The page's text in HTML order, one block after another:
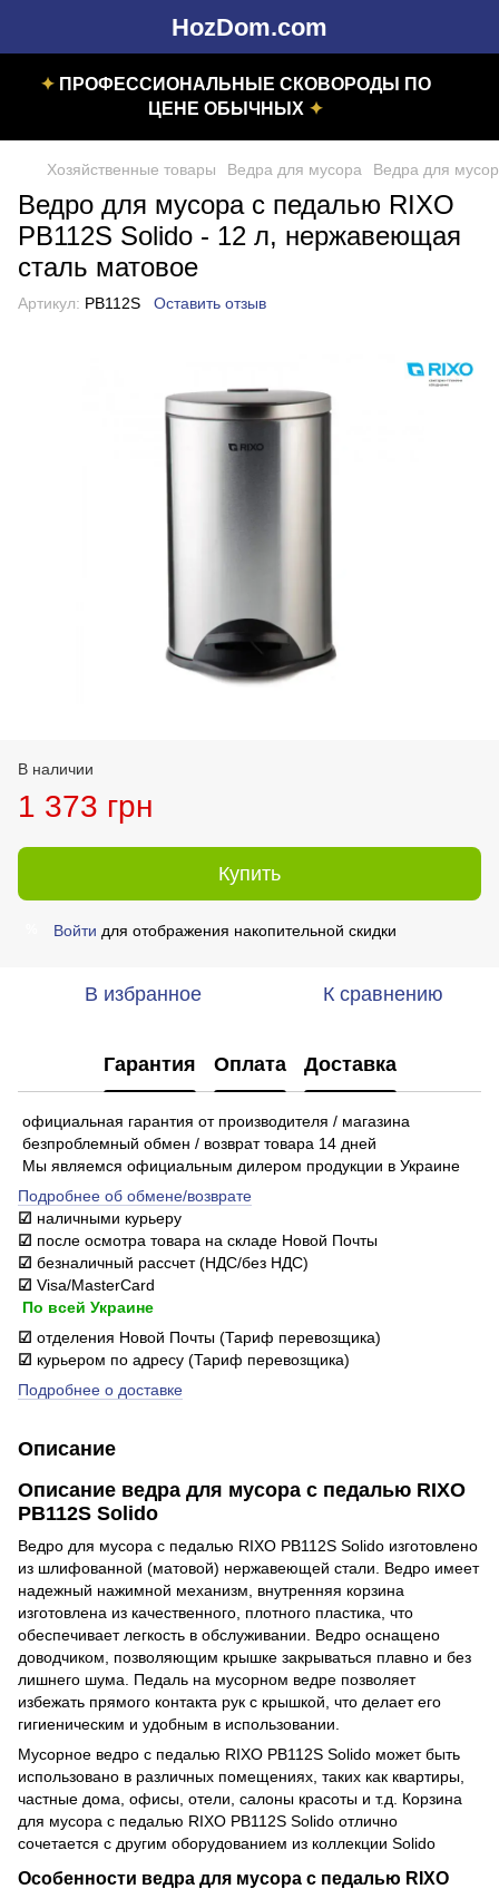
HozDom.com
✦ ПРОФЕССИОНАЛЬНЫЕ СКОВОРОДЫ ПО
ЦЕНЕ ОБЫЧНЫХ ✦
Хозяйственные товары Ведра для мусора Ведра для
Ведро для мусора с педалью RIXO
PB112S Solido - 12 л, нержавеющая
сталь матовое
Артикул: PB112S Оставить отзыв
В наличии
1 373 грн
Купить
Войти для отображения накопительной скидки
В избранное К сравнению
Гарантия Оплата Доставка
официальная гарантия от производителя / магазина
безпроблемный обмен / возврат товара 14 дней
Мы являемся официальным дилером продукции в Украине
Подробнее об обмене/возврате
☑ наличными курьеру
☑ после осмотра товара на складе Новой Почты
☑ безналичный рассчет (НДС/без НДС)
☑ Visa/MasterCard
По всей Украине
☑ отделения Новой Почты (Тариф перевозщика)
☑ курьером по адресу (Тариф перевозщика)
Подробнее о доставке
Описание
Описание ведра для мусора с педалью RIXO
PB112S Solido
Ведро для мусора с педалью RIXO PB112S Solido изготовлено
из шлифованной (матовой) нержавеющей стали. Ведро имеет
надежный нажимной механизм, внутренняя корзина
изготовлена из качественного, плотного пластика, что
обеспечивает легкость в обслуживании. Ведро оснащено
доводчиком, позволяющим крышке закрываться плавно и без
лишнего шума. Педаль на мусорном ведре позволяет
избежать прямого контакта рук с крышкой, что делает его
гигиеническим и удобным в использовании.
Мусорное ведро с педалью RIXO PB112S Solido может быть
использовано в различных помещениях, таких как квартиры,
частные дома, офисы, отели, салоны красоты и т.д. Корзина
для мусора с педалью RIXO PB112S Solido отлично
сочетается с другим оборудованием из коллекции Solido
Особенности ведра для мусора с педалью RIXO